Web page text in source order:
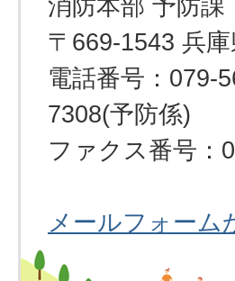
消防本部 予防課
〒669-1543 兵
電話番号：079-
7308(予防係)
ファクス番号：
メールフォーム